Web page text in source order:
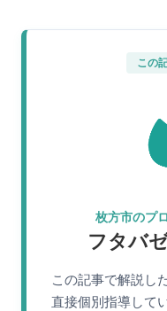
この
枚方市のプ
フタバ
この記事で解説し
直接個別指導して